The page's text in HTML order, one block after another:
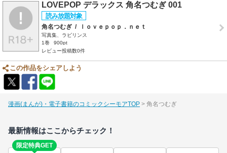
LOVEPOP デラックス 角名つむぎ 001
角名つむぎ / ｌｏｖｅｐｏｐ．ｎｅｔ
写真集、ラビリンス
1巻
900pt
レビュー投稿数0件
この作品をシェアしよう
漫画(まんが)・電子書籍のコミックシーモアTOP 角名つむぎ
最新情報はここからチェック！
限定特典GET